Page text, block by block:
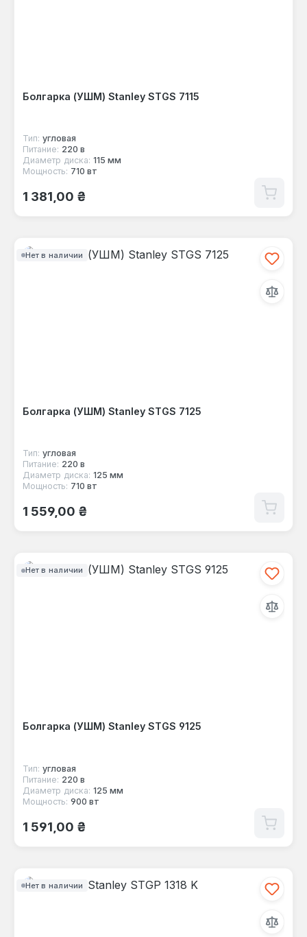
Болгарка (УШМ) Stanley STGS 7115
Тип: угловая
Питание: 220 в
Диаметр диска: 115 мм
Мощность: 710 вт
Обычная цена:
1 381,00 ₴
Нет в наличии
Болгарка (УШМ) Stanley STGS 7125
Тип: угловая
Питание: 220 в
Диаметр диска: 125 мм
Мощность: 710 вт
Обычная цена:
1 559,00 ₴
Нет в наличии
Болгарка (УШМ) Stanley STGS 9125
Тип: угловая
Питание: 220 в
Диаметр диска: 125 мм
Мощность: 900 вт
Обычная цена:
1 591,00 ₴
Нет в наличии